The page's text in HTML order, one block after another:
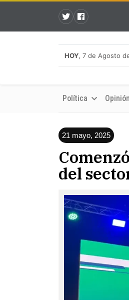
HOY, 7 de Agosto
Política Opinión
21 mayo, 2025
del